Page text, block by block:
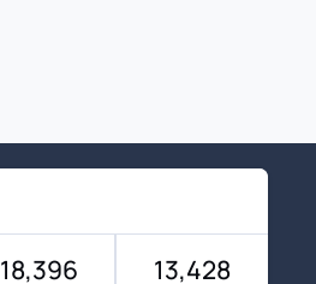
18,396 13,428